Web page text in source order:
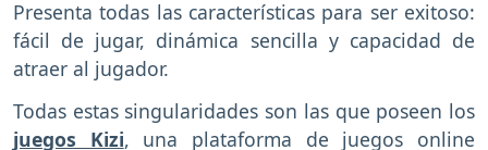
Presenta todas las características para ser exitoso:
fácil de jugar, dinámica sencilla y capacidad de
atraer al jugador.
Todas estas singularidades son las que poseen los
juegos Kizi, una plataforma de juegos online